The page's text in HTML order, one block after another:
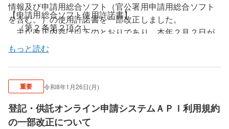
情報及び申請用総合ソフト（官公署用申請用総合ソフト
を含む。）の使用許諾書を一部改正しました。
主な改正内容は以下のとおりであり、本年２月２日が
施行となりますのでお知らせします。
【本システム使用許諾情報】
（第２条第２項ク）
所有不動産記録証明制度の開始に伴い、第２条に所
有不動産記録証明書交付請求書の交付の請求（不動産登
記規則（平成１７年法務省令第１８号）第１９５条）を
【申請用総合ソフト使用許諾書】
（第２条第２項ク）
有不動産記録証明書交付請求書の交付の請求（不動産登
記規則（平成１７年法務省令第１８号）第１９５条）を
追記
もっと読む
重要 令和8年1月26日(月)
登記・供託オンライン申請システムＡＰＩ利用規約
の一部改正について